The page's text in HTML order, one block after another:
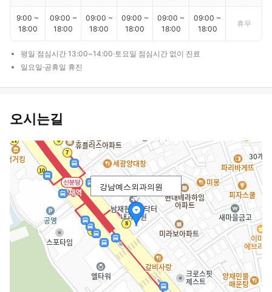
9:00 ~
18:00
09:00 ~
18:00
09:00 ~
18:00
09:00 ~
18:00
09:00 ~
18:00
09:00 ~
18:00
휴무
평일 점심시간 13:00~14:00·토요일 점심시간 없이 진료
일요일·공휴일 휴진
오시는길
강남예스외과의원